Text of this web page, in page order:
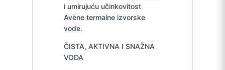
i umirujuću učinkovitost
Avène termalne izvorske
vode.
ČISTA, AKTIVNA I SNAŽNA
VODA